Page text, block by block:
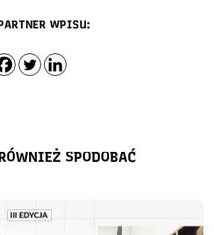
WPISU:
SPODOBAĆ